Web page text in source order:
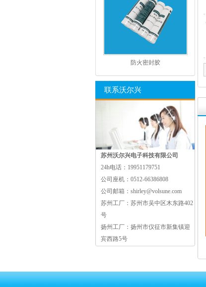
防火密封胶
联系沃尔兴
苏州沃尔兴电子科技有限公司
24h电话： 19951179751
公司座机： 0512-66386808
公司邮箱： shirley@volsune.com
苏州工厂： 苏州市吴中区木东路402
号
扬州工厂： 扬州市仪征市新集镇迎
宾西路5号